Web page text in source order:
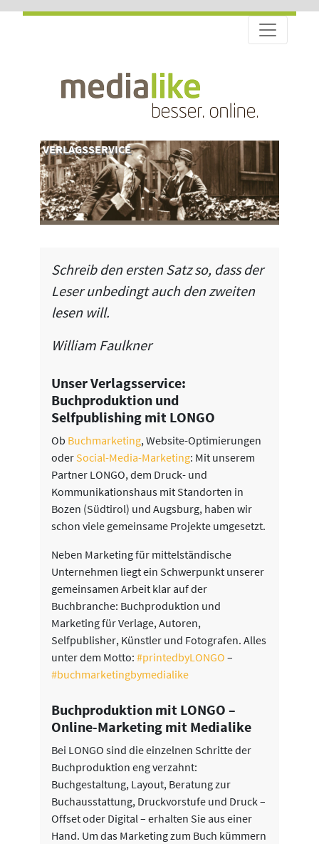
VERLAGSSERVICE
Schreib den ersten Satz so, dass der
Leser unbedingt auch den zweiten
lesen will.
William Faulkner
Unser Verlagsservice:
Buchproduktion und
Selfpublishing mit LONGO
Ob Buchmarketing, Website-Optimierungen
oder Social-Media-Marketing: Mit unserem
Partner LONGO, dem Druck- und
Kommunikationshaus mit Standorten in
Bozen (Südtirol) und Augsburg, haben wir
schon viele gemeinsame Projekte umgesetzt.
Neben Marketing für mittelständische
Unternehmen liegt ein Schwerpunkt unserer
gemeinsamen Arbeit klar auf der
Buchbranche: Buchproduktion und
Marketing für Verlage, Autoren,
Selfpublisher, Künstler und Fotografen. Alles
unter dem Motto: #printedbyLONGO –
#buchmarketingbymedialike
Buchproduktion mit LONGO –
Online-Marketing mit Medialike
Bei LONGO sind die einzelnen Schritte der
Buchproduktion eng verzahnt:
Buchgestaltung, Layout, Beratung zur
Buchausstattung, Druckvorstufe und Druck –
Offset oder Digital – erhalten Sie aus einer
Hand. Um das Marketing zum Buch kümmern